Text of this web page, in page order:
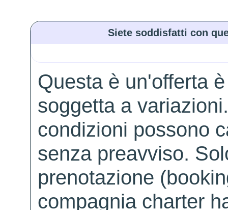
Siete soddisfatti con
Questa è un'offerta
soggetta a
condizioni possono
senza preavviso.
prenotazione
compagnia charter